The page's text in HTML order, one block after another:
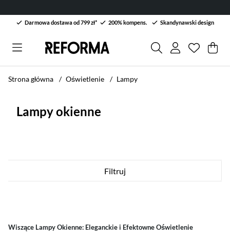
Darmowa dostawa od 799 zł* 200% kompens. Skandynawski design
Lista
Liczba w
. .
Strona główna Oświetlenie Lampy
Lampy okienne
Filtruj
Wiszące Lampy Okienne: Eleganckie i Efektowne Oświetlenie